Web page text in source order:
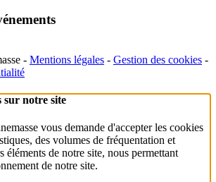
- Mentions légales - Gestion des cookies -
sur notre site
vous demande d'accepter les cookies
des volumes de fréquentation et
éléments de notre site, nous permettant
de notre site.